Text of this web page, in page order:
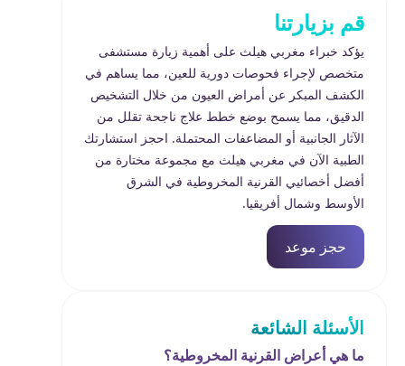
قم بزيارتنا
يؤكد خبراء مغربي هيلث على أهمية زيارة مستشفى
متخصص لإجراء فحوصات دورية للعين، مما يساهم في
الكشف المبكر عن أمراض العيون من خلال التشخيص
الدقيق، مما يسمح بوضع خطط علاج ناجحة تقلل من
الآثار الجانبية أو المضاعفات المحتملة. احجز استشارتك
الطبية الآن في مغربي هيلث مع مجموعة مختارة من
أفضل أخصائيي القرنية المخروطية في الشرق
الأوسط وشمال أفريقيا.
حجز موعد
الأسئلة الشائعة
ما هي أعراض القرنية المخروطية؟